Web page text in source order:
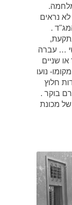
נראים
.
… עברה
שניים
נועו
חלוץ
בוקר .
של מכונת